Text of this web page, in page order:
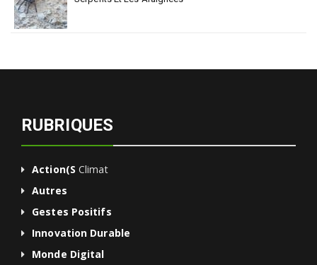
RUBRIQUES
Action(s Climat
Autres
Gestes Positifs
Innovation Durable
Monde Digital